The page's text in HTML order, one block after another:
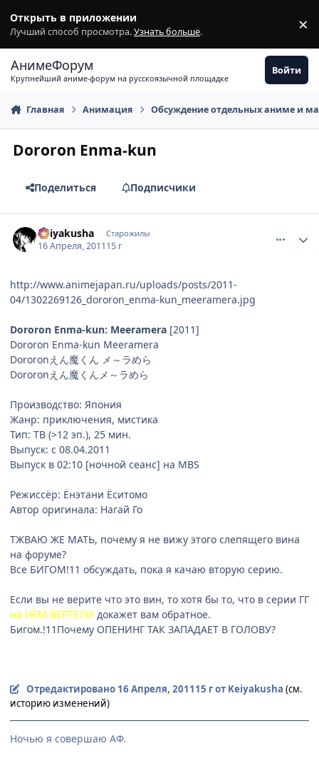
Открыть в приложении
Лучший способ просмотра.Узнать больше. ×
АнимеФорум
Крупнейший аниме-форум на русскоязычной площадке
Войти
Главная Анимация Обсуждение отдельных аниме и
Dororon Enma-kun
Поделиться Подписчики
Keiyakusha Старожилы
16 Апреля, 201115 г
http://www.animejapan.ru/uploads/posts/2011-
04/1302269126_dororon_enma-kun_meeramera.jpg
Dororon Enma-kun: Meeramera [2011]
Dororon Enma-kun Meeramera
Dororonえん魔くん メ～ラめら
Dororonえん魔くんメ～ラめら
Производство: Япония
Жанр: приключения, мистика
Тип: ТВ (>12 эп.), 25 мин.
Выпуск: c 08.04.2011
Выпуск в 02:10 [ночной сеанс] на MBS
Режиссёр: Ёнэтани Ёситомо
Автор оригинала: Нагай Го
ТЖВАЮ ЖЕ МАТЬ, почему я не вижу этого слепящего вина
на форуме?
Все БИГОМ!11 обсуждать, пока я качаю вторую серию.
Если вы не верите что это вин, то хотя бы то, что в серии ГГ
на НЁМ ВЕРТЕЛИ докажет вам обратное.
Бигом.!11Почему ОПЕНИНГ ТАК ЗАПАДАЕТ В ГОЛОВУ?
Отредактировано 16 Апреля, 201115 гот Keiyakusha (см.
историю изменений)
Ночью я совершаю АФ.